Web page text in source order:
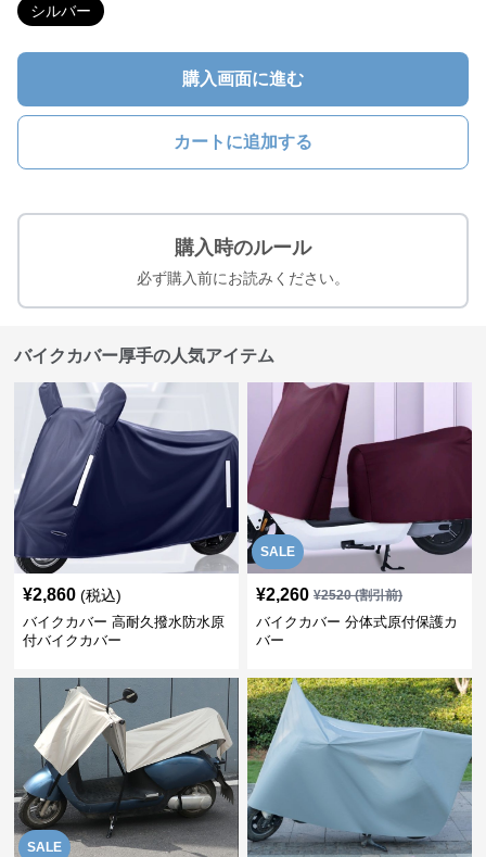
シルバー
購入画面に進む
カートに追加する
購入時のルール
必ず購入前にお読みください。
バイクカバー厚手の人気アイテム
¥2,860 (税込)
バイクカバー 高耐久撥水防水原
付バイクカバー
SALE
¥2,260 ¥2520(割引前)
バイクカバー 分体式原付保護カ
バー
SALE